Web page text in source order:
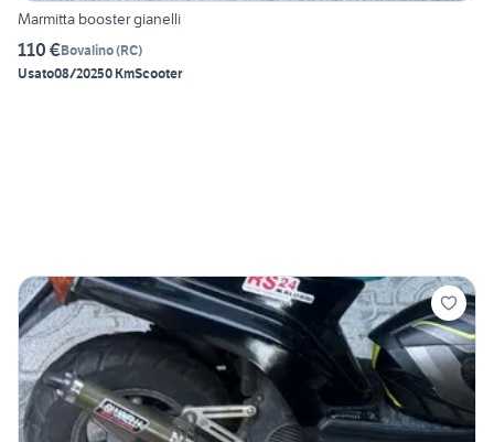
Marmitta booster gianelli
110 €Bovalino(RC)
Usato08/20250 KmScooter